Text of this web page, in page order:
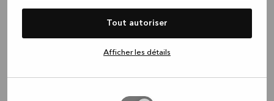
Tout autoriser
Afficher les détails